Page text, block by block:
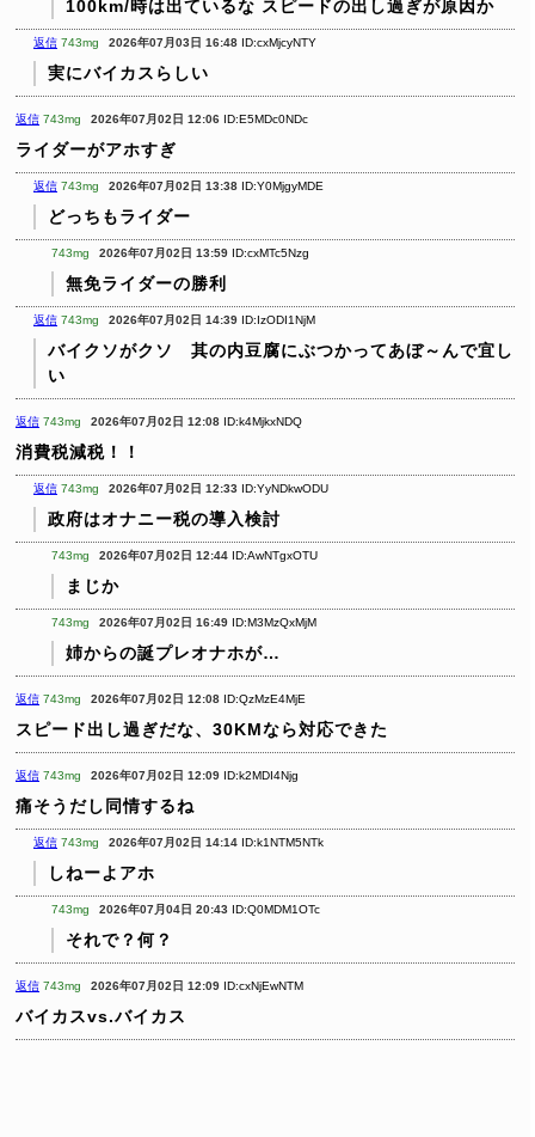
100km/時は出ているな スピードの出し過ぎが原因か
返信 743mg 2026年07月03日 16:48 ID:cxMjcyNTY
実にバイカスらしい
返信 743mg 2026年07月02日 12:06 ID:E5MDc0NDc
ライダーがアホすぎ
返信 743mg 2026年07月02日 13:38 ID:Y0MjgyMDE
どっちもライダー
743mg 2026年07月02日 13:59 ID:cxMTc5Nzg
無免ライダーの勝利
返信 743mg 2026年07月02日 14:39 ID:IzODI1NjM
バイクソがクソ 其の内豆腐にぶつかってあぼ～んで宜し
い
返信 743mg 2026年07月02日 12:08 ID:k4MjkxNDQ
消費税減税！！
返信 743mg 2026年07月02日 12:33 ID:YyNDkwODU
政府はオナニー税の導入検討
743mg 2026年07月02日 12:44 ID:AwNTgxOTU
まじか
743mg 2026年07月02日 16:49 ID:M3MzQxMjM
姉からの誕プレオナホが…
返信 743mg 2026年07月02日 12:08 ID:QzMzE4MjE
スピード出し過ぎだな、30KMなら対応できた
返信 743mg 2026年07月02日 12:09 ID:k2MDI4Njg
痛そうだし同情するね
返信 743mg 2026年07月02日 14:14 ID:k1NTM5NTk
しねーよアホ
743mg 2026年07月04日 20:43 ID:Q0MDM1OTc
それで？何？
返信 743mg 2026年07月02日 12:09 ID:cxNjEwNTM
バイカスvs.バイカス